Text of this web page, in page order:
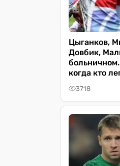
Цыганков,
Довбик,
когда кто
3718